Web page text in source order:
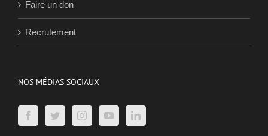
Adhérer
Faire un don
NOS MÉDIAS SOCIAUX